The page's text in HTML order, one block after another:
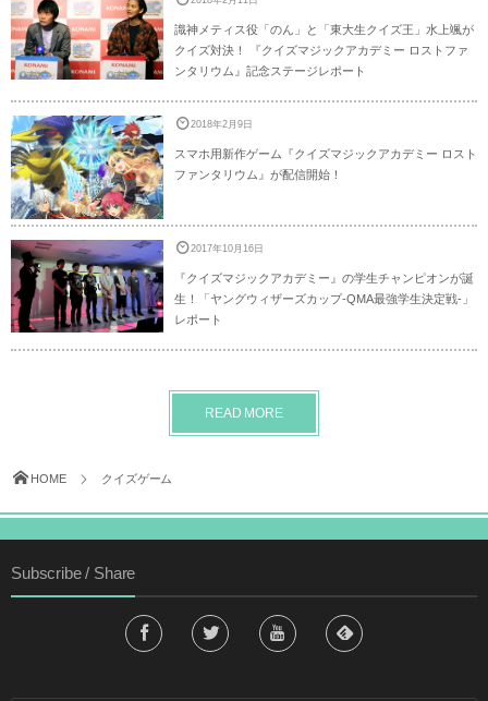
識神メティス役「のん」と「東大生クイズ王」水上颯が
クイズ対決！ 『クイズマジックアカデミー ロストファ
ンタリウム』記念ステージレポート
2018年2月9日
スマホ用新作ゲーム『クイズマジックアカデミー ロスト
ファンタリウム』が配信開始！
2017年10月16日
『クイズマジックアカデミー』の学生チャンピオンが誕
生！「ヤングウィザーズカップ-QMA最強学生決定戦-」
レポート
READ MORE
HOME クイズゲーム
Subscribe / Share